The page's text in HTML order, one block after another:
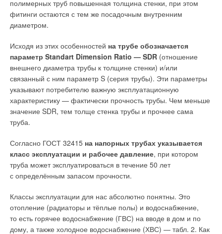
полимерных труб повышенная толщина стенки, при этом
фитинги остаются с тем же посадочным внутренним
диаметром.
Исходя из этих особенностей на трубе обозначается
параметр Standart Dimension Ratio — SDR (отношение
внешнего диаметра трубы к толщине стенки) и/или
связанный с ним параметр S (серия трубы). Эти параметры
указывают потребителю важную эксплуатационную
характеристику — фактически прочность трубы. Чем меньше
значение SDR, тем толще стенка трубы и прочнее сама
труба.
Согласно ГОСТ 32415 на напорных трубах указывается
класс эксплуатации и рабочее давление, при котором
труба может эксплуатироваться в течение 50 лет
с определённым запасом прочности.
Классы эксплуатации для нас абсолютно понятны. Это
отопление (радиаторы и тёплые полы) и водоснабжение,
то есть горячее водоснабжение (ГВС) на вводе в дом и по
дому, а также холодное водоснабжение (ХВС) — табл. 2. Как
пожаротушения.
Высокопроизводительные насосы серии PAH
Аксиально-поршневые насосы PAH вытесняющего действия
омывающий поток к передней части поверхности чаши.
Поэтому эта часть чаши не омывается потоком воды, так как
она, вытекая через щель на начальных участках канала под
передней части поверхности чаши, обычно увеличивают
скорость потока в полости обода унитаза, выполняя
соответствующие сужения в его некоторых местах.
Например, в месте входа воды в полости обода унитаза
размещается перегородка, в которой выполнены два
симметрично расположенных отверстия диаметром около
26 мм. Эти отверстия обеспечивают течение воды
со скоростью, которая позволяет струям воды проникать
переднюю часть чаши унитаза. Однако это из-за
сравнительно большого сопротивления отверстий приводит
к снижению расхода на смыв, что, естественно, ухудшает
качество смыва эстетически безупречно изготовленного
унитаза. В результате лёгкие фракции содержимого чаши
унитаза не транспортируются в канализационную сеть,
а остаются после завершения спуска в чаше. Это происходит
потому, что в угоду дизайнерским изыскам не всегда